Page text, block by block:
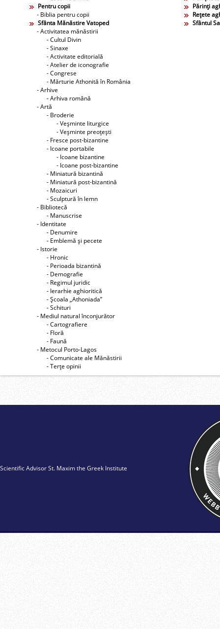
Pentru copii
- Biblia pentru copii
Părinţi
Reţete
Sfânta Mănăstire Vatoped
- Activitatea mănăstirii
- Cultul Divin
- Sinaxe
- Activitate editorială
- Atelier de iconografie
- Congrese
- Mărturie Athonită în România
- Arhive
- Arhiva română
- Artă
- Broderie
- Veşminte liturgice
- Veşminte preoţeşti
- Fresce post-bizantine
- Icoane portabile
- Icoane bizantine
- Icoane post-bizantine
- Miniatură bizantină
- Miniatură post-bizantină
- Mozaicuri
- Sculptură în lemn
- Bibliotecă
- Manuscrise
- Identitate
- Denumire
- Emblemă şi pecete
- Istorie
- Hronic
- Perioada bizantină
- Demografie
- Regimul juridic
- Ierarhie aghioritică
- Şcoala „Athoniada”
- Schituri
- Mediul natural înconjurător
- Cartografiere
- Floră
- Faună
- Metocul Porto-Lagos
- Comunicate ale Mănăstirii
- Terţe opinii
Sfântul
Scientific Advisor St. Maxim the Greek Institute